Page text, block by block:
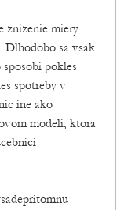
znizenie miery
Dlhodobo sa vsak
pokles
spotreby v
ine ako
modeli, ktora